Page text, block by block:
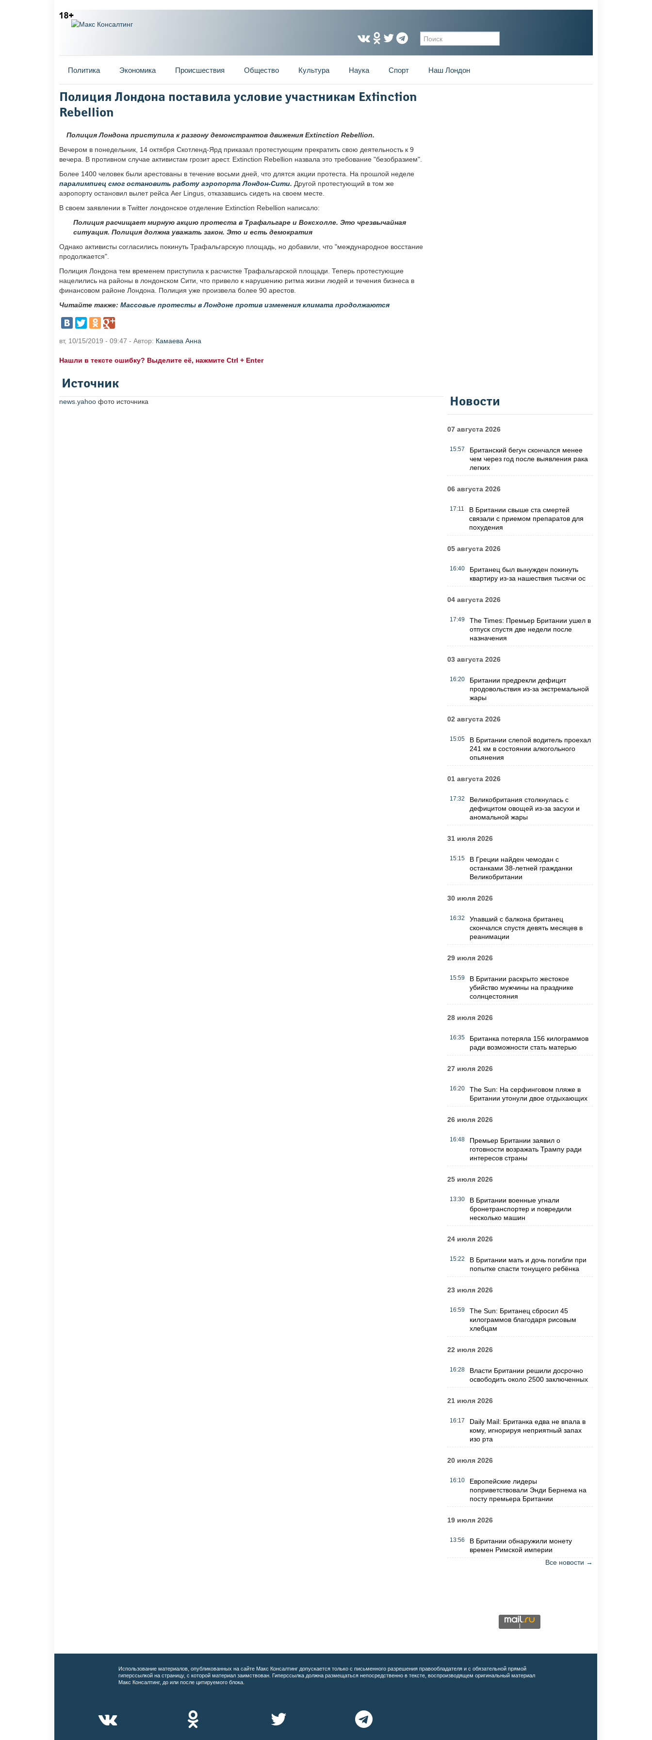
Форма поиска
Главное меню
Политика Экономика Происшествия Общество Культура Наука Спорт Наш Лондон
Вы здесь
Полиция Лондона поставила условие участникам Extinction
Rebellion
Полиция Лондона приступила к разгону демонстрантов движения Extinction Rebellion.
Вечером в понедельник, 14 октября Скотленд-Ярд приказал протестующим прекратить свою деятельность к 9
вечера. В противном случае активистам грозит арест. Extinction Rebellion назвала это требование "безобразием".
Более 1400 человек были арестованы в течение восьми дней, что длятся акции протеста. На прошлой неделе
паралимпиец смог остановить работу аэропорта Лондон-Сити. Другой протестующий в том же
аэропорту остановил вылет рейса Aer Lingus, отказавшись сидеть на своем месте.
В своем заявлении в Twitter лондонское отделение Extinction Rebellion написало:
Полиция расчищает мирную акцию протеста в Трафальгаре и Воксхолле. Это чрезвычайная
ситуация. Полиция должна уважать закон. Это и есть демократия
Однако активисты согласились покинуть Трафальгарскую площадь, но добавили, что "международное восстание
продолжается".
Полиция Лондона тем временем приступила к расчистке Трафальгарской площади. Теперь протестующие
нацелились на районы в лондонском Сити, что привело к нарушению ритма жизни людей и течения бизнеса в
финансовом районе Лондона. Полиция уже произвела более 90 арестов.
Читайте также: Массовые протесты в Лондоне против изменения климата продолжаются
вт, 10/15/2019 - 09:47 - Автор: Камаева Анна
Нашли в тексте ошибку? Выделите её, нажмите Ctrl + Enter
Источник
news.yahoo фото источника Новости
07 августа 2026
15:57
Британский бегун скончался менее
чем через год после выявления рака
легких
06 августа 2026
17:11
В Британии свыше ста смертей
связали с приемом препаратов для
похудения
05 августа 2026
16:40
Британец был вынужден покинуть
квартиру из-за нашествия тысячи ос
04 августа 2026
17:49
The Times: Премьер Британии ушел в
отпуск спустя две недели после
назначения
03 августа 2026
16:20
Британии предрекли дефицит
продовольствия из-за экстремальной
жары
02 августа 2026
15:05
В Британии слепой водитель проехал
241 км в состоянии алкогольного
опьянения
01 августа 2026
17:32
Великобритания столкнулась с
дефицитом овощей из-за засухи и
аномальной жары
31 июля 2026
15:15
В Греции найден чемодан с
останками 38-летней гражданки
Великобритании
30 июля 2026
16:32
Упавший с балкона британец
скончался спустя девять месяцев в
реанимации
29 июля 2026
15:59
В Британии раскрыто жестокое
убийство мужчины на празднике
солнцестояния
28 июля 2026
16:35
Британка потеряла 156 килограммов
ради возможности стать матерью
27 июля 2026
16:20
The Sun: На серфинговом пляже в
Британии утонули двое отдыхающих
26 июля 2026
16:48
Премьер Британии заявил о
готовности возражать Трампу ради
интересов страны
25 июля 2026
13:30
В Британии военные угнали
бронетранспортер и повредили
несколько машин
24 июля 2026
15:22
В Британии мать и дочь погибли при
попытке спасти тонущего ребёнка
23 июля 2026
16:59
The Sun: Британец сбросил 45
килограммов благодаря рисовым
хлебцам
22 июля 2026
16:28
Власти Британии решили досрочно
освободить около 2500 заключенных
21 июля 2026
16:17
Daily Mail: Британка едва не впала в
кому, игнорируя неприятный запах
изо рта
20 июля 2026
16:10
Европейские лидеры
поприветствовали Энди Бернема на
посту премьера Британии
19 июля 2026
13:56
В Британии обнаружили монету
времен Римской империи
Все новости →
Использование материалов, опубликованных на сайте Макс Консалтинг допускается только с письменного разрешения правообладателя и с обязательной прямой
гиперссылкой на страницу, с которой материал заимствован. Гиперссылка должна размещаться непосредственно в тексте, воспроизводящем оригинальный материал
Макс Консалтинг, до или после цитируемого блока.